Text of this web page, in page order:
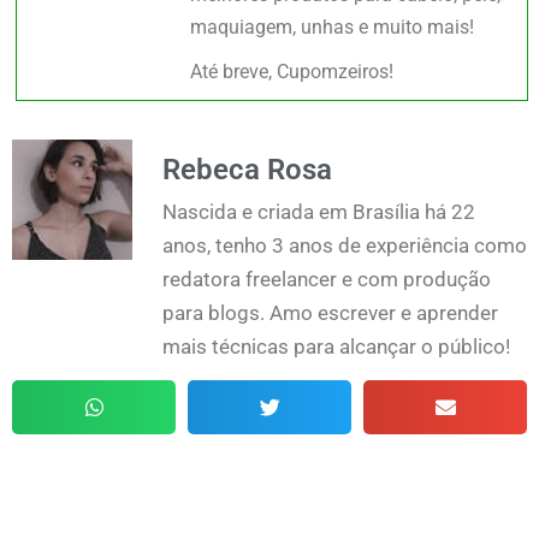
maquiagem, unhas e muito mais!
Até breve, Cupomzeiros!
Rebeca Rosa
Nascida e criada em Brasília há 22
anos, tenho 3 anos de experiência como
redatora freelancer e com produção
para blogs. Amo escrever e aprender
mais técnicas para alcançar o público!